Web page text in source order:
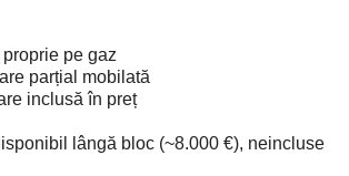
pe gaz
parțial mobilată
inclusă în preț
lângă bloc (~8.000 €), neincluse